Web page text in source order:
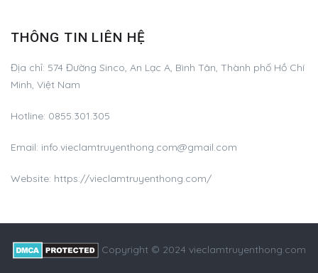
THÔNG TIN LIÊN HỆ
Địa chỉ: 574 Đường Sinco, An Lạc A, Bình Tân, Thành phố Hồ Chí
Minh, Việt Nam
Hotline: 0855.301.305
Email: info.vieclamtruyenthong.com@gmail.com
Website: https://vieclamtruyenthong.com/
Copyright © 2024 vieclamtruyenthong.com